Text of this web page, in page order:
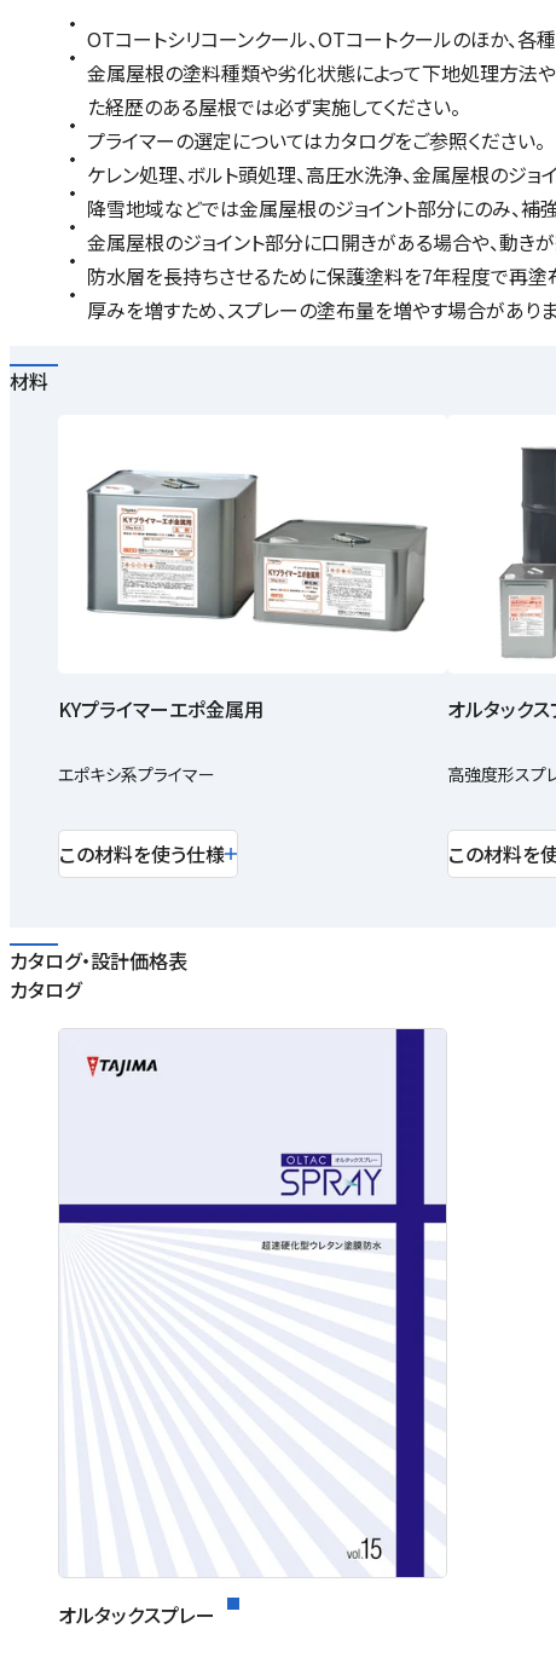
OTコートシリコーンクール、OTコートクールのほか、
金属屋根の塗料種類や劣化状態によって下地処理方法や
た経歴のある屋根では必ず実施してください。
プライマーの選定についてはカタログをご参照ください。
ケレン処理、ボルト頭処理、高圧水洗浄、金属屋根のジョ
降雪地域などでは金属屋根のジョイント部分にのみ、
金属屋根のジョイント部分に口開きがある場合や、動き
防水層を長持ちさせるために保護塗料を7年程度で再塗
厚みを増すため、スプレーの塗布量を増やす場合があり
材料
KYプライマーエポ金属用
エポキシ系プライマー
この材料を使う仕様
オルタック
高強度形スプ
この材料を
カタログ・設計価格表
カタログ
オルタックスプレー